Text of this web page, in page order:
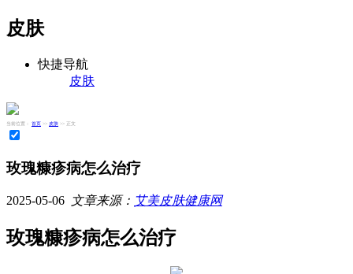
皮肤
快捷导航
皮肤
当前位置： 首页 >> 皮肤 >> 正文
玫瑰糠疹病怎么治疗
2025-05-06 文章来源： 艾美皮肤健康网
玫瑰糠疹病怎么治疗